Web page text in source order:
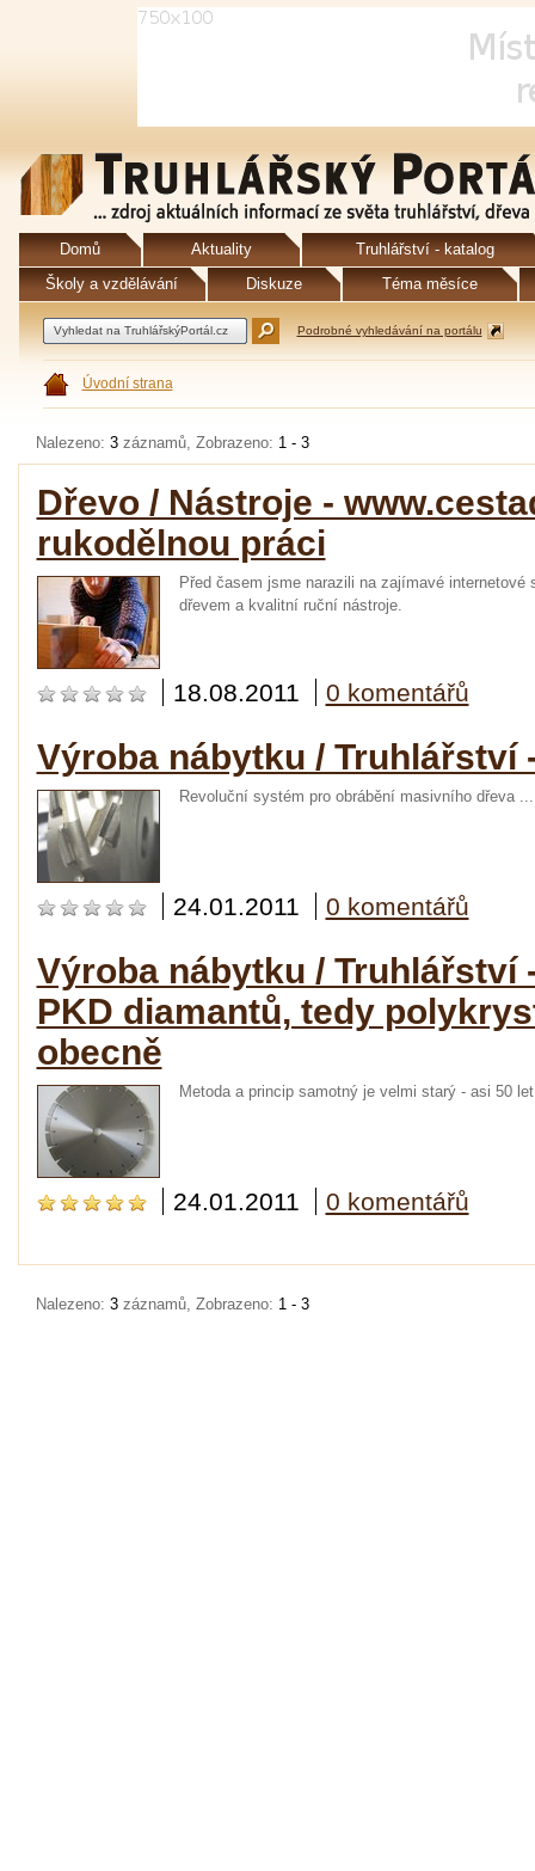
Domů Aktuality
Truhlářství - katalog
Školy a vzdělávání
Diskuze Téma měsíce
Podrobné vyhledávání na portálu
Úvodní strana
Nalezeno: 3 záznamů, Zobrazeno: 1 - 3
Dřevo / Nástroje -
rukodělnou práci
Před časem jsme narazili na zajímavé
dřevem a kvalitní ruční nástroje.
18.08.2011 0 komentářů
Výroba nábytku / Truhlářství
Revoluční systém pro obrábění masivního dřeva ...
24.01.2011 0 komentářů
Výroba nábytku / Truhlářství
PKD diamantů, tedy
obecně
Metoda a princip samotný je velmi starý - asi 50
24.01.2011 0 komentářů
Nalezeno: 3 záznamů, Zobrazeno: 1 - 3